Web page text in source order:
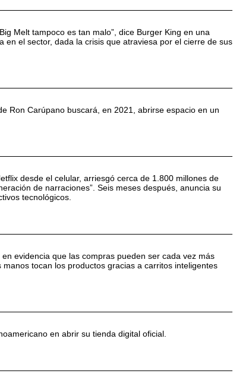
Melt tampoco es tan malo”, dice Burger King en una
el sector, dada la crisis que atraviesa por el cierre de sus
Ron Carúpano buscará, en 2021, abrirse espacio en un
desde el celular, arriesgó cerca de 1.800 millones de
de narraciones”. Seis meses después, anuncia su
tecnológicos.
evidencia que las compras pueden ser cada vez más
tocan los productos gracias a carritos inteligentes
en abrir su tienda digital oficial.